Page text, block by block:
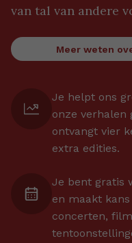
van tal van andere
Meer weten
Je helpt ons
onze verhalen
ontvangt vier
extra edities.
Je bent gratis
en maakt
concerten,